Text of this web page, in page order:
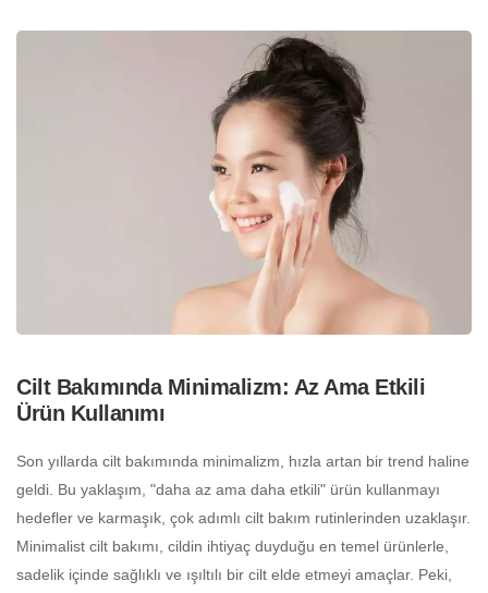
Cilt Bakımında Minimalizm: Az Ama Etkili
Ürün Kullanımı
Son yıllarda cilt bakımında minimalizm, hızla artan bir trend haline
geldi. Bu yaklaşım, "daha az ama daha etkili" ürün kullanmayı
hedefler ve karmaşık, çok adımlı cilt bakım rutinlerinden uzaklaşır.
Minimalist cilt bakımı, cildin ihtiyaç duyduğu en temel ürünlerle,
sadelik içinde sağlıklı ve ışıltılı bir cilt elde etmeyi amaçlar. Peki,